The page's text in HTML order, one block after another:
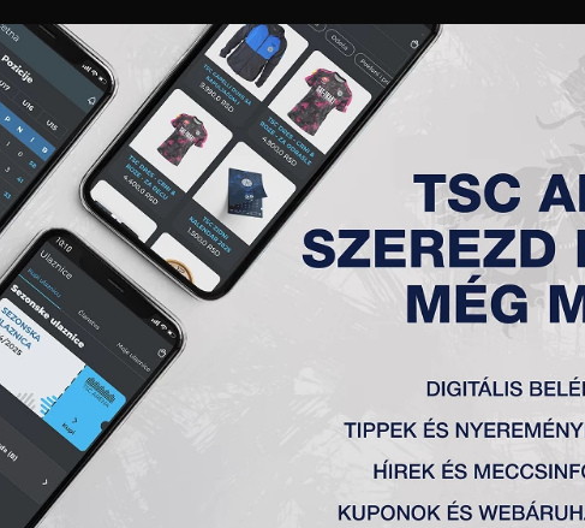
TAGSÁG JEGYEK AKKREDITÁCIÓ KLUB AKADÉMIA NŐI CSAPAT
MÉRKŐZÉSEI
játéktudásukat. A barátságos mérkőzéseken a TSC 2008 és
és 2009-es korosztályai mérkőztek meg egymással.